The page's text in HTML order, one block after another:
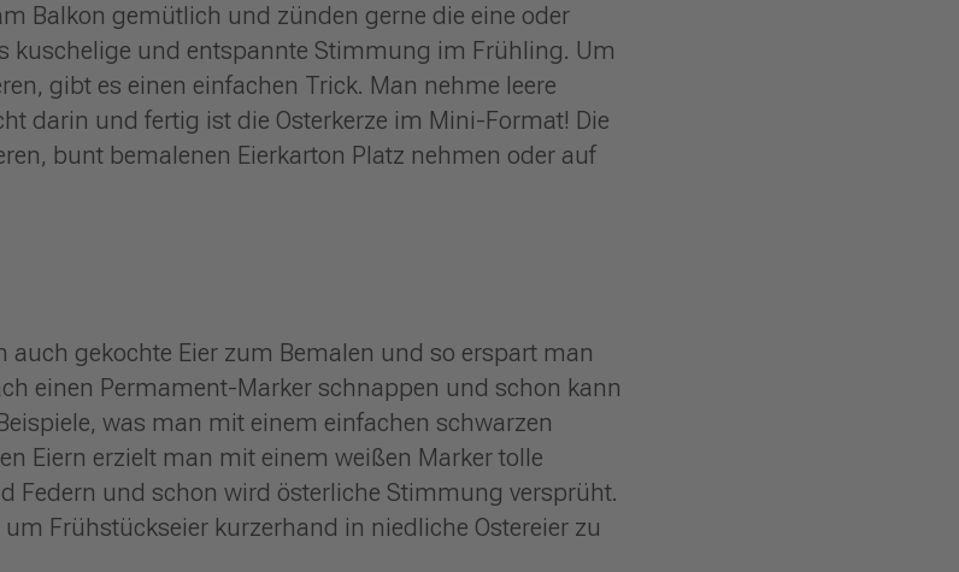
Balkon gemütlich und zünden gerne die eine oder
kuschelige und entspannte Stimmung im Frühling. Um
gibt es einen einfachen Trick. Man nehme leere
darin und fertig ist die Osterkerze im Mini-Format! Die
bunt bemalenen Eierkarton Platz nehmen oder auf
gekochte Eier zum Bemalen und so erspart man
einen Permament-Marker schnappen und schon kann
was man mit einem einfachen schwarzen
Eiern erzielt man mit einem weißen Marker tolle
Federn und schon wird österliche Stimmung versprüht.
Frühstückseier kurzerhand in niedliche Ostereier zu